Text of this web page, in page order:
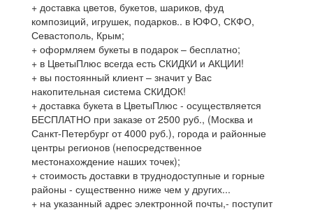
+ доставка цветов, букетов, шариков, фуд
композиций, игрушек, подарков.. в ЮФО, СКФО,
Севастополь, Крым;
+ оформляем букеты в подарок – бесплатно;
+ в ЦветыПлюс всегда есть СКИДКИ и АКЦИИ!
+ вы постоянный клиент – значит у Вас
накопительная система СКИДОК!
+ доставка букета в ЦветыПлюс - осуществляется
БЕСПЛАТНО при заказе от 2500 руб., (Москва и
Санкт-Петербург от 4000 руб.), города и районные
центры регионов (непосредственное
местонахождение наших точек);
+ стоимость доставки в труднодоступные и горные
районы - существенно ниже чем у других...
+ на указанный адрес электронной почты,- поступит